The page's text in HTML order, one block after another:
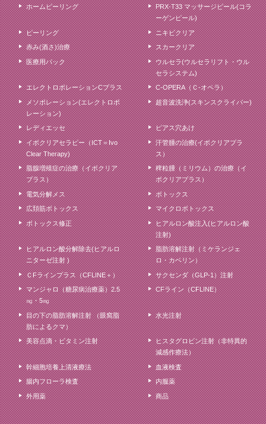
ホームピーリング
PRX-T33 マッサージピール(コラ
ーゲンピール)
ピーリング ニキビクリア
赤み(酒さ)治療 スカークリア
医療用パック
ウルセラ(ウルセラリフト・ウル
セラシステム)
エレクトロポレーションCプラス C-OPERA（Ｃ-オペラ）
メソポレーション(エレクトロポ
レーション)
超音波洗浄(スキンスクライバー)
レディエッセ ピアス穴あけ
イボクリアセラピー（ICT＝Ivo
Clear Therapy)
汗管腫の治療(イボクリアプラ
ス）
脂腺増殖症の治療（イボクリア
プラス）
稗粒腫（ミリウム）の治療（イ
ボクリアプラス）
電気分解メス ボトックス
広頚筋ボトックス マイクロボトックス
ボトックス修正
ヒアルロン酸注入(ヒアルロン酸
注射)
ヒアルロン酸分解除去(ヒアルロ
ニターゼ注射 )
脂肪溶解注射（ミケランジェ
ロ・カベリン）
ＣFラインプラス（CFLINE＋） サクセンダ（GLP-1）注射
マンジャロ（糖尿病治療薬）2.5
㎎・5㎎
CFライン（CFLINE）
目の下の脂肪溶解注射 （眼窩脂
肪によるクマ）
水光注射
美容点滴・ビタミン注射
ヒスタグロビン注射（非特異的
減感作療法）
幹細胞培養上清液療法 血液検査
腸内フローラ検査 内服薬
外用薬 商品